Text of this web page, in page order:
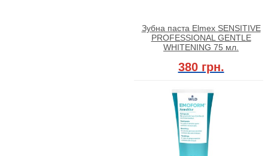
Зубна паста Elmex SENSITIVE
PROFESSIONAL GENTLE
WHITENING 75 мл.
380 грн.